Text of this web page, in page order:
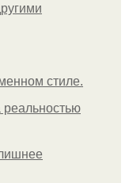
стиле.